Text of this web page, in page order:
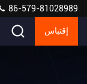
86-579-81028989
إقتباس